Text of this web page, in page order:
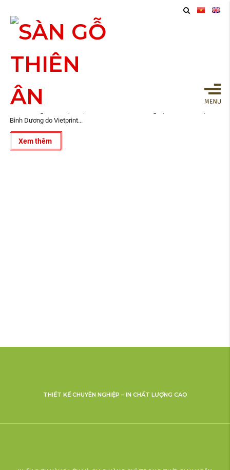
Vietprint ® là công ty thiết kế, in ấn trọn gói tại Hồ Chí Minh, Biên Hòa,
Bình Dương do Vietprint...
Xem thêm
11
2020
THIẾT KẾ CHUYÊN NGHIỆP – IN CHẤT LƯỢNG CAO